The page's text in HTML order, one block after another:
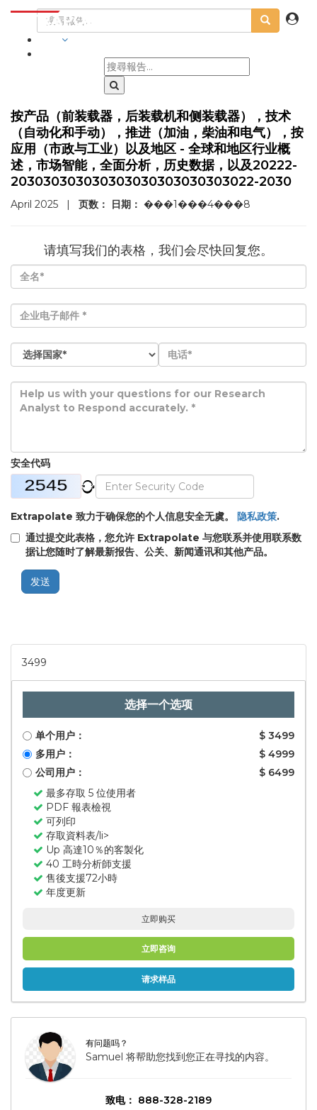
按产品（前装载器，后装载机和侧装载器），技术
（自动化和手动），推进（加油，柴油和电气），按
应用（市政与工业）以及地区 - 全球和地区行业概
述，市场智能，全面分析，历史数据，以及20222-
203030303030303030303030303022-2030
April 2025 | 页数： 日期： ���1���4���8
请填写我们的表格，我们会尽快回复您。
安全代码
Extrapolate 致力于确保您的个人信息安全无虞。 隐私政策.
通过提交此表格，您允许 Extrapolate 与您联系并使用联系数
据让您随时了解最新报告、公关、新闻通讯和其他产品。
发送
3499
选择一个选项
单个用户：
$ 3499
多用户：
$ 4999
公司用户：
$ 6499
最多存取 5 位使用者
PDF 報表檢視
可列印
存取資料表/li>
Up 高達10％的客製化
40 工時分析師支援
售後支援72小時
年度更新
立即购买
立即咨询
请求样品
有问题吗？
Samuel 将帮助您找到您正在寻找的内容。
致电： 888-328-2189